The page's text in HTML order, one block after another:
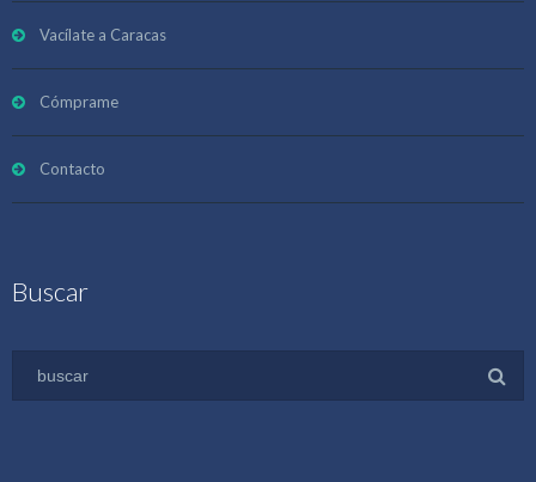
Vacílate a Caracas
Cómprame
Contacto
Buscar